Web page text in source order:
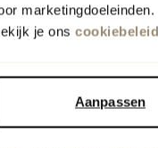
je ons cookiebeleid
Aanpassen